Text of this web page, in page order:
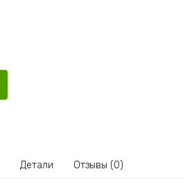
Детали Отзывы (0)